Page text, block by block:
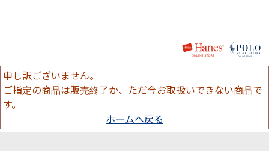
申し訳ございません。
ご指定の商品は販売終了か、ただ今お取扱いできない商品で
す。
ホームへ戻る